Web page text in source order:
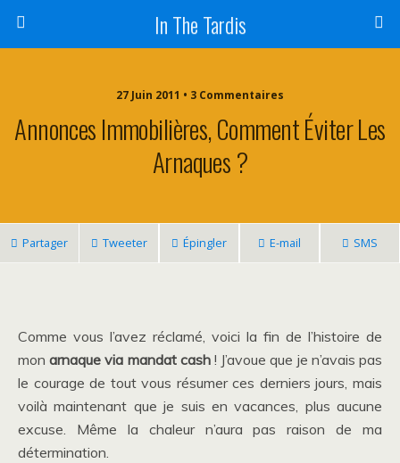
In The Tardis
27 Juin 2011 • 3 Commentaires
Annonces Immobilières, Comment Éviter Les
Arnaques ?
Partager Tweeter Épingler E-mail SMS
Comme vous l’avez réclamé, voici la fin de l’histoire de
monarnaque via mandat cash! J’avoue que je n’avais pas
le courage de tout vous résumer ces derniers jours, mais
voilà maintenant que je suis en vacances, plus aucune
excuse. Même la chaleur n’aura pas raison de ma
détermination.